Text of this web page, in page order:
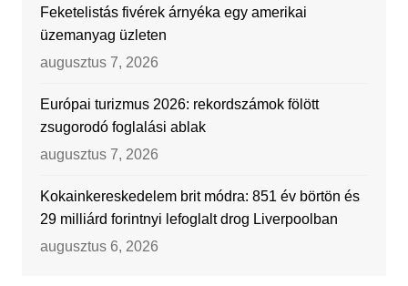
Feketelistás fivérek árnyéka egy amerikai
üzemanyag üzleten
augusztus 7, 2026
Európai turizmus 2026: rekordszámok fölött
zsugorodó foglalási ablak
augusztus 7, 2026
Kokainkereskedelem brit módra: 851 év börtön és
29 milliárd forintnyi lefoglalt drog Liverpoolban
augusztus 6, 2026